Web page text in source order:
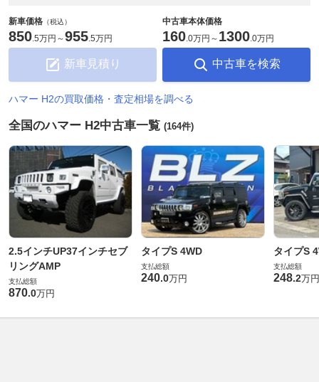
新車価格 （税込）
850.5万円 ～955.5万円
新車見積り
中古車本体価格
160.0万円 ～ 1300.0万円
中古車を検索
ハマー H2の買取価格・査定相場を調べる
全国のハマー H2中古車一覧 (164件)
2.5インチUP37インチセブ
リングAMP
支払総額
870.0万円
タイプS 4WD
支払総額
240.0万円
タイプS
支払総額
248.2万円